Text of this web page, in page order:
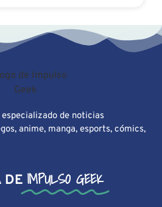
de noticias
anime, manga, esports, cómics,
DE IMPULSO GEEK